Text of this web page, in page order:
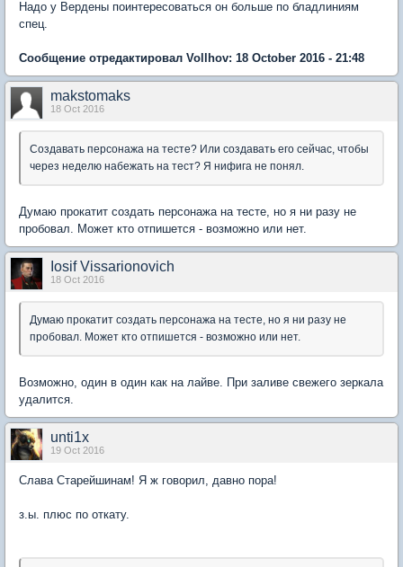
Надо у Вердены поинтересоваться он больше по бладлиниям
спец.
Сообщение отредактировал Vollhov: 18 October 2016 - 21:48
makstomaks
18 Oct 2016
Создавать персонажа на тесте? Или создавать его сейчас, чтобы
через неделю набежать на тест? Я нифига не понял.
Думаю прокатит создать персонажа на тесте, но я ни разу не
пробовал. Может кто отпишется - возможно или нет.
Iosif Vissarionovich
18 Oct 2016
Думаю прокатит создать персонажа на тесте, но я ни разу не
пробовал. Может кто отпишется - возможно или нет.
Возможно, один в один как на лайве. При заливе свежего зеркала
удалится.
unti1x
19 Oct 2016
Слава Старейшинам! Я ж говорил, давно пора!
з.ы. плюс по откату.